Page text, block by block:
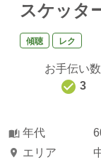
スケッタ
傾聴 レク
お手伝い数
3
年代
エリア